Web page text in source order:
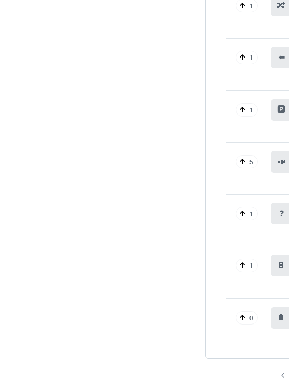
1 🔀
1 ⬅️
1 🅿️
5 📣
1 ❓
1 🔋
0 🔋